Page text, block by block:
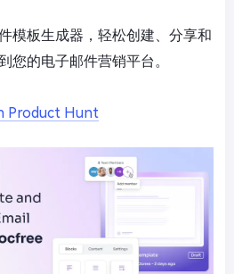
模板生成器，轻松创建、分享和
您的电子邮件营销平台。
Product Hunt